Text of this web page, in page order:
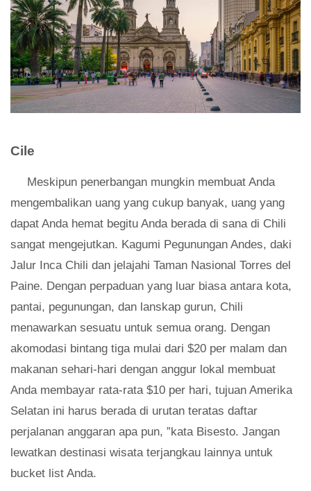
Cile
Meskipun penerbangan mungkin membuat Anda
mengembalikan uang yang cukup banyak, uang yang
dapat Anda hemat begitu Anda berada di sana di Chili
sangat mengejutkan. Kagumi Pegunungan Andes, daki
Jalur Inca Chili dan jelajahi Taman Nasional Torres del
Paine. Dengan perpaduan yang luar biasa antara kota,
pantai, pegunungan, dan lanskap gurun, Chili
menawarkan sesuatu untuk semua orang. Dengan
akomodasi bintang tiga mulai dari $20 per malam dan
makanan sehari-hari dengan anggur lokal membuat
Anda membayar rata-rata $10 per hari, tujuan Amerika
Selatan ini harus berada di urutan teratas daftar
perjalanan anggaran apa pun, ”kata Bisesto. Jangan
lewatkan destinasi wisata terjangkau lainnya untuk
bucket list Anda.